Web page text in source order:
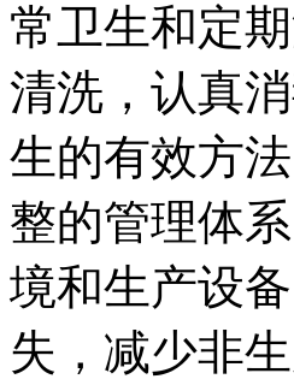
常卫生和定
清洗，认真
生的有效方
整的管理体
境和生产设
失，减少非